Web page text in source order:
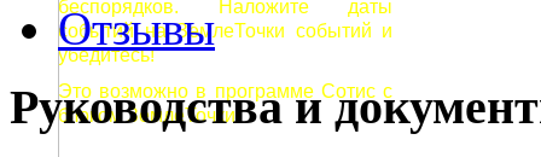
беспорядков. Наложите даты
событий на ЗемлеТочки событий и
убедитесь!
Это возможно в программе Сотис с
блоком ЗемлеТочки.
Отзывы
Руководства и